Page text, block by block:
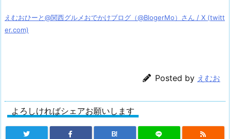
えむおひーと@関西グルメおでかけブログ（@BlogerMo）さん / X (twitt
er.com)
Posted by えむお
よろしければシェアお願いします
B!